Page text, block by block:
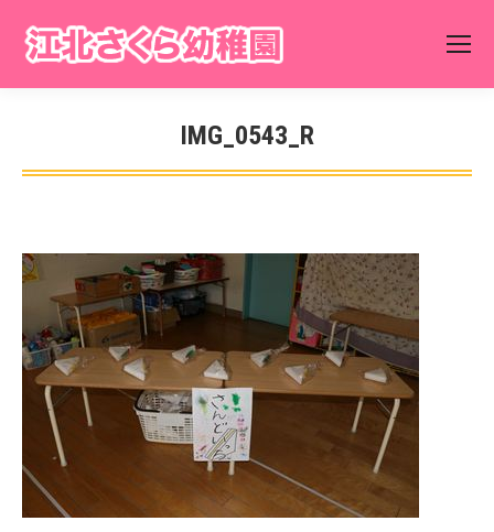
IMG_0543_R
You are here: